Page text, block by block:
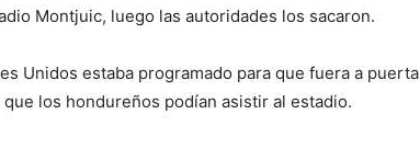
Montjuic, luego las autoridades los sacaron.
Unidos estaba programado para que fuera a puerta
los hondureños podían asistir al estadio.